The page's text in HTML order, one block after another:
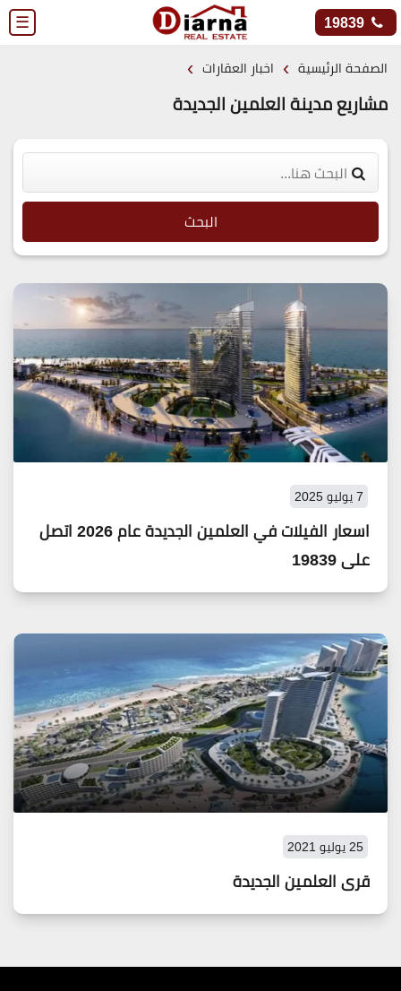
☰ 19839
الصفحة الرئيسية › اخبار العقارات ›
مشاريع مدينة العلمين الجديدة
البحث
7 يوليو 2025
اسعار الفيلات في العلمين الجديدة عام 2026 اتصل
على 19839
25 يوليو 2021
قرى العلمين الجديدة